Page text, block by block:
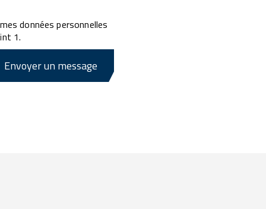
données personnelles
1.
Envoyer un message